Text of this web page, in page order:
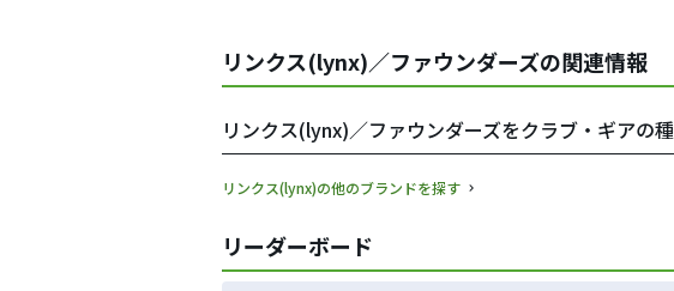
リンクス(lynx)／ファウンダーズの関連情報
リンクス(lynx)／ファウンダーズをクラブ・ギアの
リンクス(lynx)の他のブランドを探す
リーダーボード